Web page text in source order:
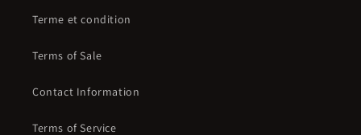
Terme et condition
Terms of Sale
Contact Information
Terms of Service